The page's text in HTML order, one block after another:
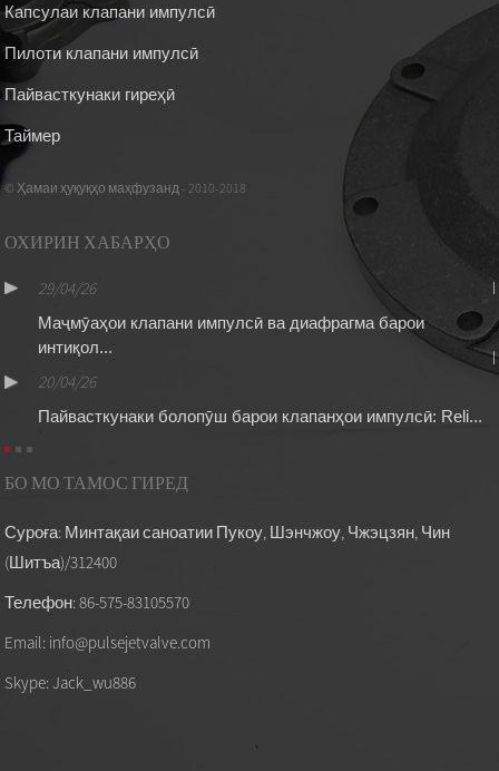
Капсулаи клапани импулсӣ
Пилоти клапани импулсӣ
Пайвасткунаки гиреҳӣ
Таймер
© Ҳамаи ҳуқуқҳо маҳфузанд - 2010-2018
ОХИРИН ХАБАРҲО
29/04/26
Маҷмӯаҳои клапани импулсӣ ва диафрагма барои
интиқол...
20/04/26
Пайвасткунаки болопӯш барои клапанҳои импулсӣ: Reli...
БО МО ТАМОС ГИРЕД
Суроға: Минтақаи саноатии Пукоу, Шэнчжоу, Чжэцзян, Чин
(Шитъа)/312400
Телефон: 86-575-83105570
Email: info@pulsejetvalve.com
Skype: Jack_wu886